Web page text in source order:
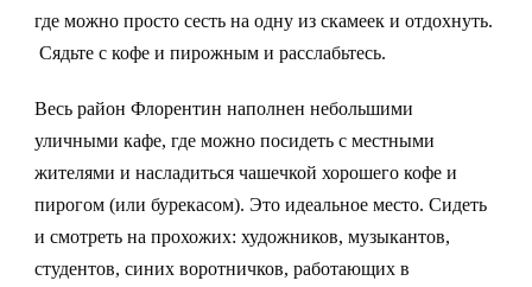
где можно просто сесть на одну из скамеек и отдохнуть.
Сядьте с кофе и пирожным и расслабьтесь.
Весь район Флорентин наполнен небольшими
уличными кафе, где можно посидеть с местными
жителями и насладиться чашечкой хорошего кофе и
пирогом (или бурекасом). Это идеальное место. Сидеть
и смотреть на прохожих: художников, музыкантов,
студентов, синих воротничков, работающих в